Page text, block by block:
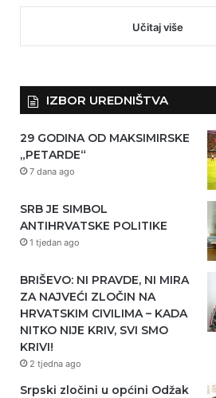
Učitaj više
IZBOR UREDNIŠTVA
29 GODINA OD MAKSIMIRSKE
„PETARDE“
7 dana ago
SRB JE SIMBOL
ANTIHRVATSKE POLITIKE
1 tjedan ago
BRIŠEVO: NI PRAVDE, NI MIRA
ZA NAJVEĆI ZLOČIN NA
HRVATSKIM CIVILIMA – KADA
NITKO NIJE KRIV, SVI SMO
KRIVI!
2 tjedna ago
Srpski zločini u općini Odžak